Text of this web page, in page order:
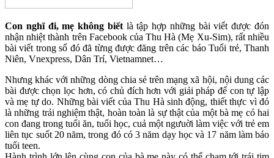
Con nghĩ đi, mẹ không biếtlà tập hợp những bài viết được đón
nhận nhiệt thành trên Facebook của Thu Hà (Mẹ Xu-Sim), rất nhiều
bài viết trong số đó đã từng được đăng trên các báo Tuổi trẻ, Thanh
Niên, Vnexpress, Dân Trí, Vietnamnet…
Nhưng khác với những dòng chia sẻ trên mạng xã hội, nội dung các
bài được chọn lọc hơn, có chủ đích hơn với giải pháp để con tự lập
và mẹ tự do. Những bài viết của Thu Hà sinh động, thiết thực vì đó
là những trải nghiệm thật, hoàn toàn là sự thật của một bà mẹ có hai
con đang trong tuổi ăn, tuổi học, cuả một ngưuời làm việc với trẻ em
liên tục suốt 20 năm, trong đó có 3 năm dạy học và 17 năm làm báo
tuổi teen.